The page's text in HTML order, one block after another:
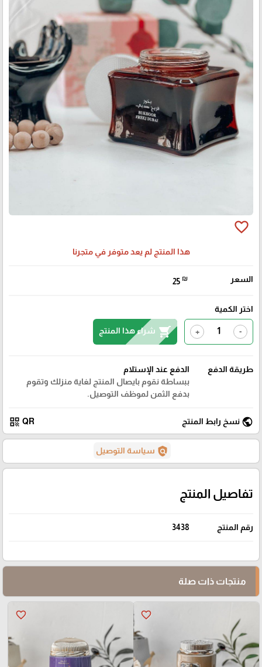
favorite_border
هذا المنتج لم يعد متوفر في متجرنا
السعر 25 ₪
اختر الكمية
-
+
shopping_cart شراء هذا المنتج
طريقة الدفع
الدفع عند الإستلام
ببساطة نقوم بايصال المنتج لغاية منزلك وتقوم
بدفع الثمن لموظف التوصيل.
public نسخ رابط المنتج QR
qr_code
policy سياسة التوصيل
تفاصيل المنتج
رقم المنتج 3438
منتجات ذات صلة
favorite_border
favorite_border